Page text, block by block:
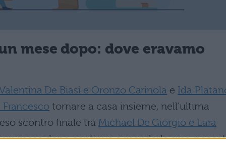
mese dopo: dove eravamo
De Biasi e Oronzo Carinola e Ida
Francesco tornare a casa insieme, nell’ultima
scontro finale tra Michael De Giorgio e Lara
un mese dopo continua a mandarle sms,